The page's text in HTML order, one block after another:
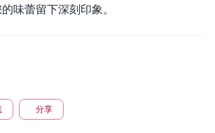
味蕾留下深刻印象。
分享